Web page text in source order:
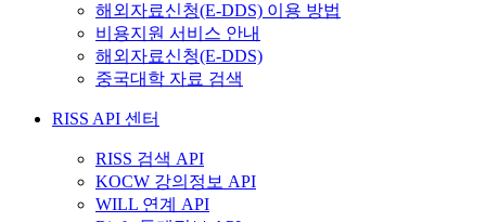
해외자료신청(E-DDS) 이용 방법
비용지원 서비스 안내
해외자료신청(E-DDS)
중국대학 자료 검색
RISS API 센터
RISS 검색 API
KOCW 강의정보 API
WILL 연계 API